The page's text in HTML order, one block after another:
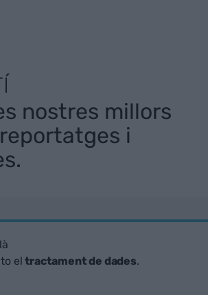
nostres millors
i
eltractament de dades.